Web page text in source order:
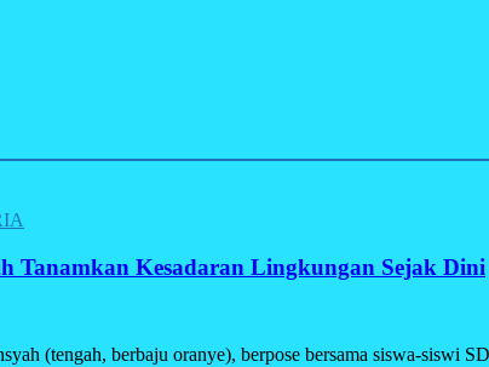
Tanamkan Kesadaran Lingkungan Sejak Dini
(tengah, berbaju oranye), berpose bersama siswa-siswi